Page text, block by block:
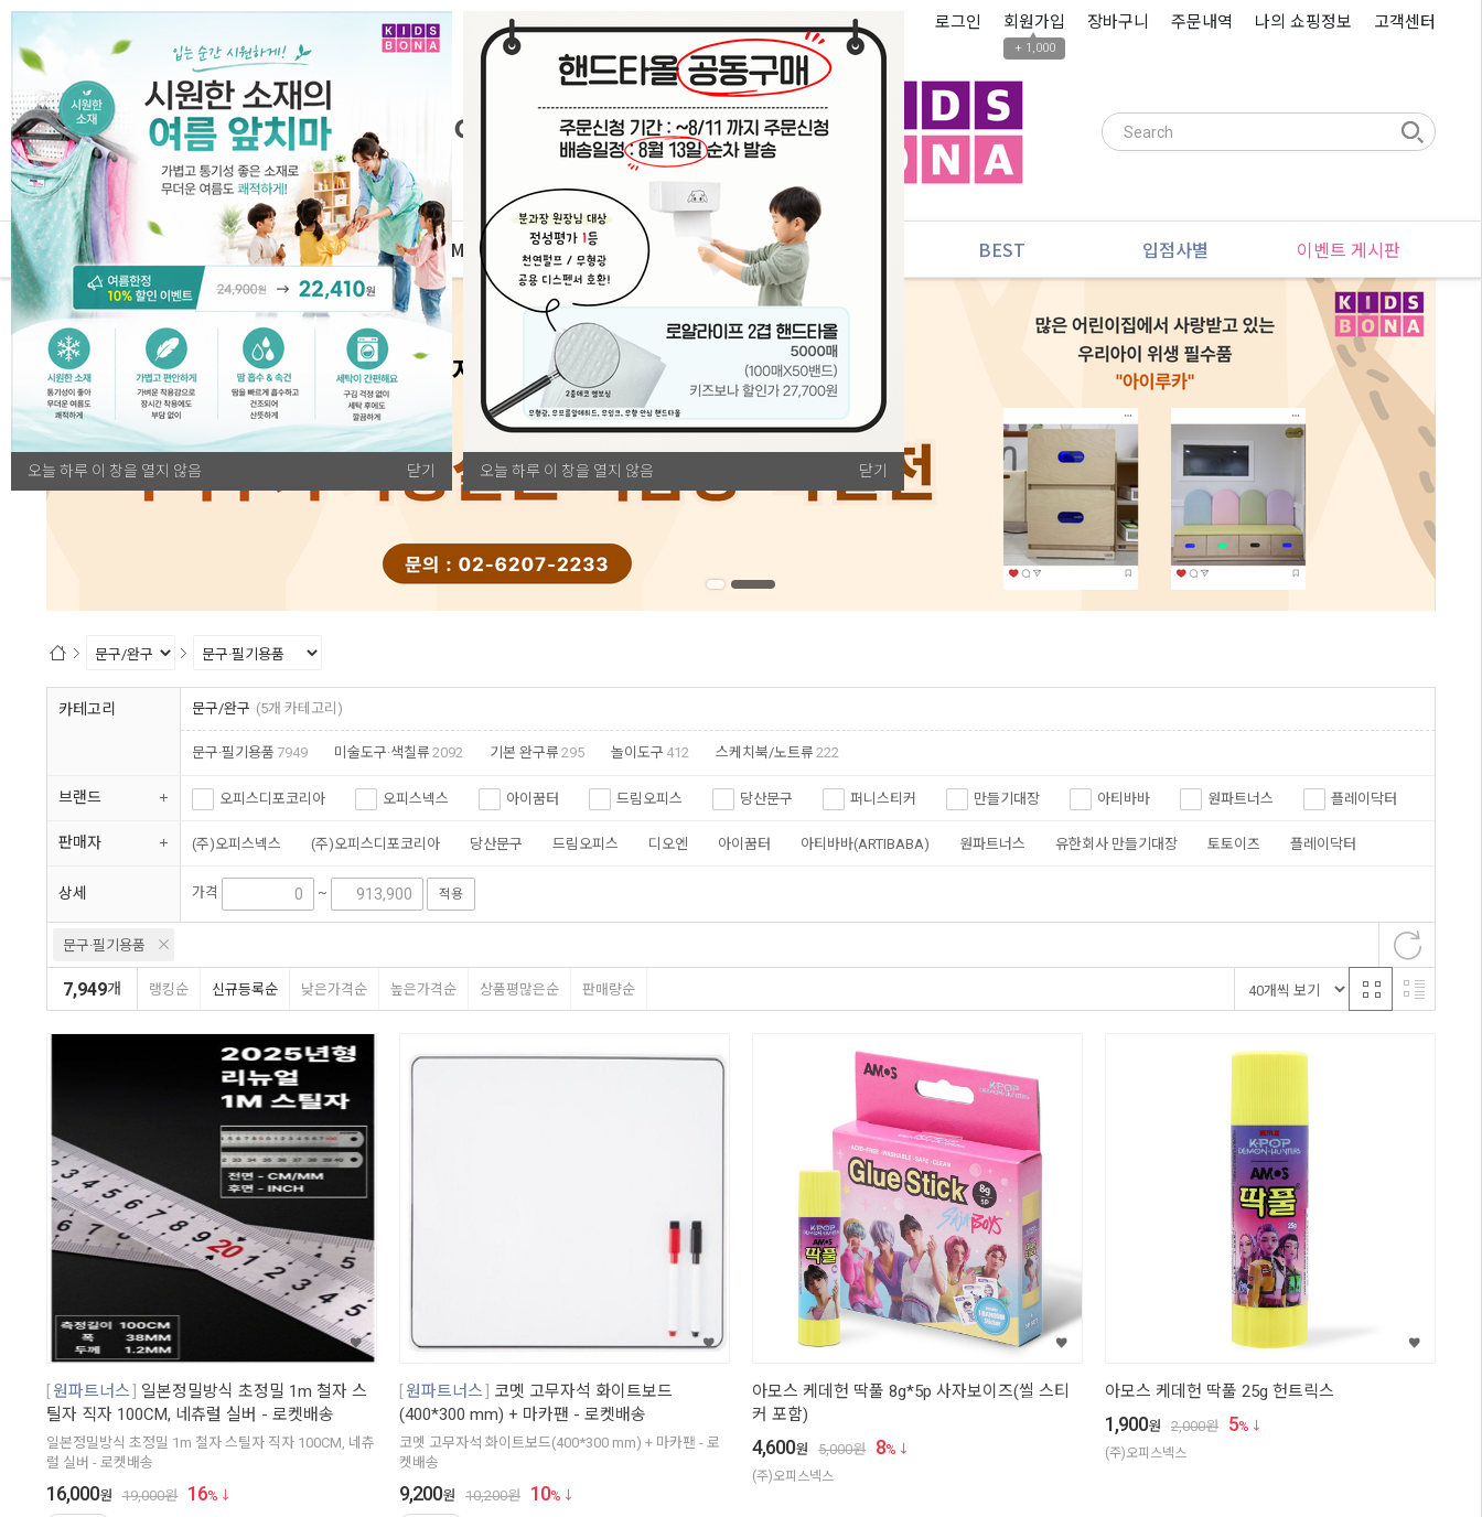
오늘 하루 이 창을 열지 않음 닫기 오늘 하루 이 창을 열지 않음 닫기
로그인 회원가입
▲
+ 1,000
장바구니 주문내역 나의 쇼핑정보 고객센터
전체카테고리 자체운영 MD추천 PLAYLAB NEW BEST 입점사별 이벤트 게시판
카테고리 문구/완구 (5개 카테고리)
문구·필기용품 7949 미술도구·색칠류 2092 기본 완구류 295 놀이도구 412 스케치북/노트류 222
브랜드 오피스디포코리아 오피스넥스 아이꿈터 드림오피스 당산문구 퍼니스티커 만들기대장 아티바바 원파트너스 플레이닥터
토토이즈 한국교육시스템
판매자 (주)오피스넥스 (주)오피스디포코리아 당산문구 드림오피스 디오엔 아이꿈터 아티바바(ARTIBABA) 원파트너스 유한회사 만들기대장 토토이즈 플레이닥터
한국교육시스템(코레샵, 캐스B)
상세 가격 ~ 적용
문구·필기용품
7,949개 랭킹순 신규등록순 낮은가격순 높은가격순 상품평많은순 판매량순
원파트너스
일본정밀방식 초정밀 1m 철자 스
틸자 직자 100CM, 네츄럴 실버 - 로켓배송
일본정밀방식 초정밀 1m 철자 스틸자 직자 100CM, 네츄
럴 실버 - 로켓배송
16,000원 19,000원 16%
원파트너스
코멧 고무자석 화이트보드
(400*300 mm) + 마카팬 - 로켓배송
코멧 고무자석 화이트보드(400*300 mm) + 마카팬 - 로
켓배송
9,200원 10,200원 10%
아모스 케데헌 딱풀 8g*5p 사자보이즈(씰 스티
커 포함)
4,600원 5,000원 8%
(주)오피스넥스
아모스 케데헌 딱풀 25g 헌트릭스
1,900원 2,000원 5%
(주)오피스넥스